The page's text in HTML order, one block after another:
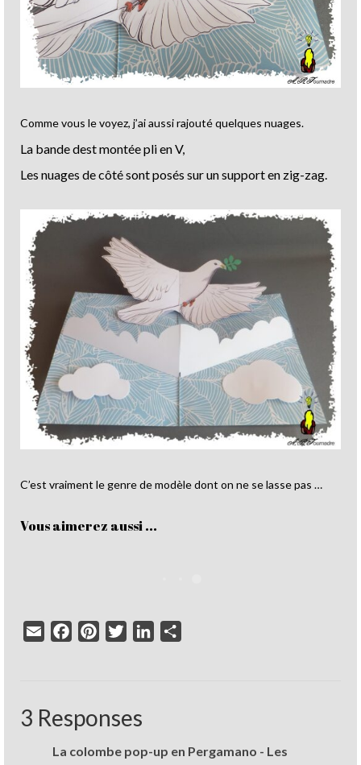
Comme vous le voyez, j’ai aussi rajouté quelques nuages.
La bande dest montée pli en V,
Les nuages de côté sont posés sur un support en zig-zag.
C’est vraiment le genre de modèle dont on ne se lasse pas …
Vous aimerez aussi ...
Email FacebookPinterestTwitterLinkedIn
3 Responses
La colombe pop-up en Pergamano - Les